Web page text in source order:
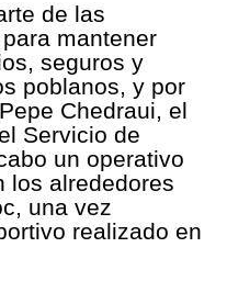
de las
mantener
seguros y
poblanos, y por
Chedraui, el
Servicio de
un operativo
los alrededores
una vez
realizado en